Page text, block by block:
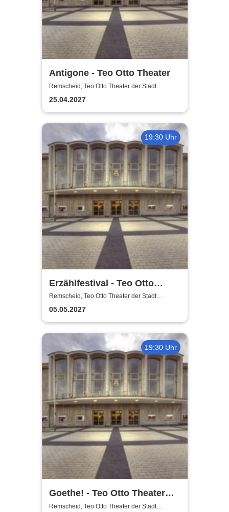
Antigone - Teo Otto Theater
Remscheid, Teo Otto Theater der Stadt
Remscheid
25.04.2027
19:30 Uhr
Erzählfestival - Teo Otto
Theater
Remscheid, Teo Otto Theater der Stadt
Remscheid
05.05.2027
19:30 Uhr
Goethe! - Teo Otto Theater
der Stadt Remscheid
Remscheid, Teo Otto Theater der Stadt